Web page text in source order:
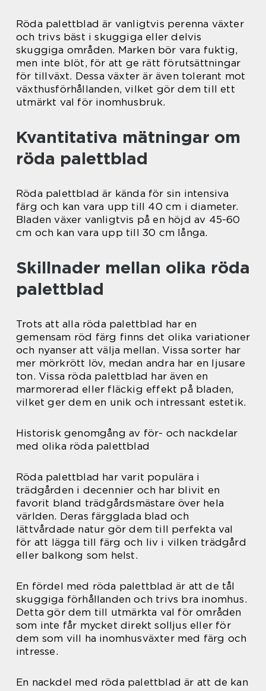
Röda palettblad är vanligtvis perenna växter
och trivs bäst i skuggiga eller delvis
skuggiga områden. Marken bör vara fuktig,
men inte blöt, för att ge rätt förutsättningar
för tillväxt. Dessa växter är även tolerant mot
växthusförhållanden, vilket gör dem till ett
utmärkt val för inomhusbruk.
Kvantitativa mätningar om
röda palettblad
Röda palettblad är kända för sin intensiva
färg och kan vara upp till 40 cm i diameter.
Bladen växer vanligtvis på en höjd av 45-60
cm och kan vara upp till 30 cm långa.
Skillnader mellan olika röda
palettblad
Trots att alla röda palettblad har en
gemensam röd färg finns det olika variationer
och nyanser att välja mellan. Vissa sorter har
mer mörkrött löv, medan andra har en ljusare
ton. Vissa röda palettblad har även en
marmorerad eller fläckig effekt på bladen,
vilket ger dem en unik och intressant estetik.
Historisk genomgång av för- och nackdelar
med olika röda palettblad
Röda palettblad har varit populära i
trädgården i decennier och har blivit en
favorit bland trädgårdsmästare över hela
världen. Deras färgglada blad och
lättvårdade natur gör dem till perfekta val
för att lägga till färg och liv i vilken trädgård
eller balkong som helst.
En fördel med röda palettblad är att de tål
skuggiga förhållanden och trivs bra inomhus.
Detta gör dem till utmärkta val för områden
som inte får mycket direkt solljus eller för
dem som vill ha inomhusväxter med färg och
intresse.
En nackdel med röda palettblad är att de kan